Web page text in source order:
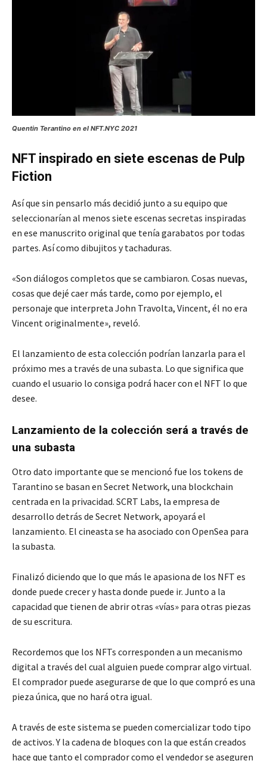
Quentin Terantino en el NFT.NYC 2021
NFT inspirado en siete escenas de Pulp
Fiction
Así que sin pensarlo más decidió junto a su equipo que
seleccionarían al menos siete escenas secretas inspiradas
en ese manuscrito original que tenía garabatos por todas
partes. Así como dibujitos y tachaduras.
«Son diálogos completos que se cambiaron. Cosas nuevas,
cosas que dejé caer más tarde, como por ejemplo, el
personaje que interpreta John Travolta, Vincent, él no era
Vincent originalmente», reveló.
El lanzamiento de esta colección podrían lanzarla para el
próximo mes a través de una subasta. Lo que significa que
cuando el usuario lo consiga podrá hacer con el NFT lo que
desee.
Lanzamiento de la colección será a través de
una subasta
Otro dato importante que se mencionó fue los tokens de
Tarantino se basan en Secret Network, una blockchain
centrada en la privacidad. SCRT Labs, la empresa de
desarrollo detrás de Secret Network, apoyará el
lanzamiento. El cineasta se ha asociado con OpenSea para
la subasta.
Finalizó diciendo que lo que más le apasiona de los NFT es
donde puede crecer y hasta donde puede ir. Junto a la
capacidad que tienen de abrir otras «vías» para otras piezas
de su escritura.
Recordemos que los NFTs corresponden a un mecanismo
digital a través del cual alguien puede comprar algo virtual.
El comprador puede asegurarse de que lo que compró es una
pieza única, que no hará otra igual.
A través de este sistema se pueden comercializar todo tipo
de activos. Y la cadena de bloques con la que están creados
hace que tanto el comprador como el vendedor se aseguren